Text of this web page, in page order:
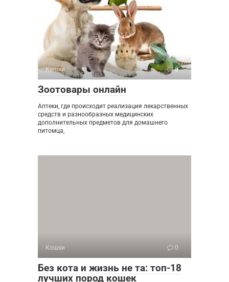
Кошки 0
Зоотовары онлайн
Аптеки, где происходит реализация лекарственных
средств и разнообразных медицинских
дополнительных предметов для домашнего
питомца,
Кошки 0
Без кота и жизнь не та: топ-18
лучших пород кошек